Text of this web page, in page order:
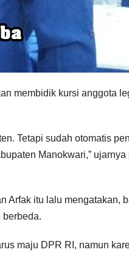
membidik kursi anggota
Tetapi sudah otomatis
Manokwari,”
Arfak itu lalu mengatakan,
berbeda.
maju DPR RI, namun